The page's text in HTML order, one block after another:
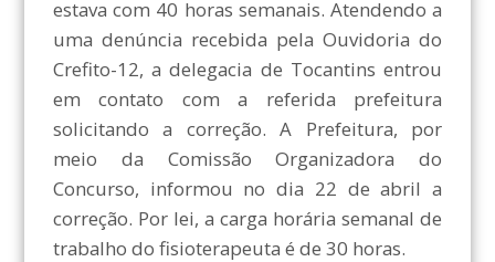
estava com 40 horas semanais. Atendendo a
uma denúncia recebida pela Ouvidoria do
Crefito-12, a delegacia de Tocantins entrou
em contato com a referida prefeitura
solicitando a correção. A Prefeitura, por
meio da Comissão Organizadora do
Concurso, informou no dia 22 de abril a
correção. Por lei, a carga horária semanal de
trabalho do fisioterapeuta é de 30 horas.